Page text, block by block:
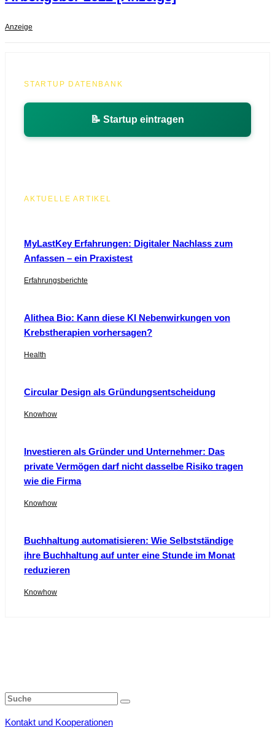
Anzeige
STARTUP DATENBANK
📝 Startup eintragen
AKTUELLE ARTIKEL
MyLastKey Erfahrungen: Digitaler Nachlass zum
Anfassen – ein Praxistest
Erfahrungsberichte
Alithea Bio: Kann diese KI Nebenwirkungen von
Krebstherapien vorhersagen?
Health
Circular Design als Gründungsentscheidung
Knowhow
Investieren als Gründer und Unternehmer: Das
private Vermögen darf nicht dasselbe Risiko tragen
wie die Firma
Knowhow
Buchhaltung automatisieren: Wie Selbstständige
ihre Buchhaltung auf unter eine Stunde im Monat
reduzieren
Knowhow
Kontakt und Kooperationen